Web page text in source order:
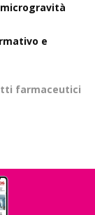
e
farmaceutici